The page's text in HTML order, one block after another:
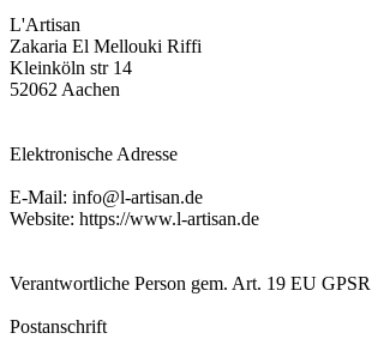
L'Artisan
Zakaria El Mellouki Riffi
Kleinköln str 14
52062 Aachen
Elektronische Adresse
E-Mail: info@l-artisan.de
Website: https://www.l-artisan.de
Verantwortliche Person gem. Art. 19 EU GPSR
Postanschrift